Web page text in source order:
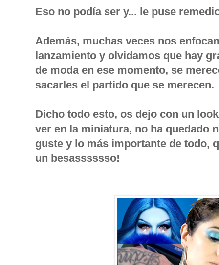
Eso no podía ser y... le puse
Además, muchas veces nos
lanzamiento y olvidamos que hay
de moda en ese momento, se
sacarles el partido que se merecen.
Dicho todo esto, os dejo con un
ver en la miniatura, no ha quedado
guste y lo más importante de todo,
un besasssssso!